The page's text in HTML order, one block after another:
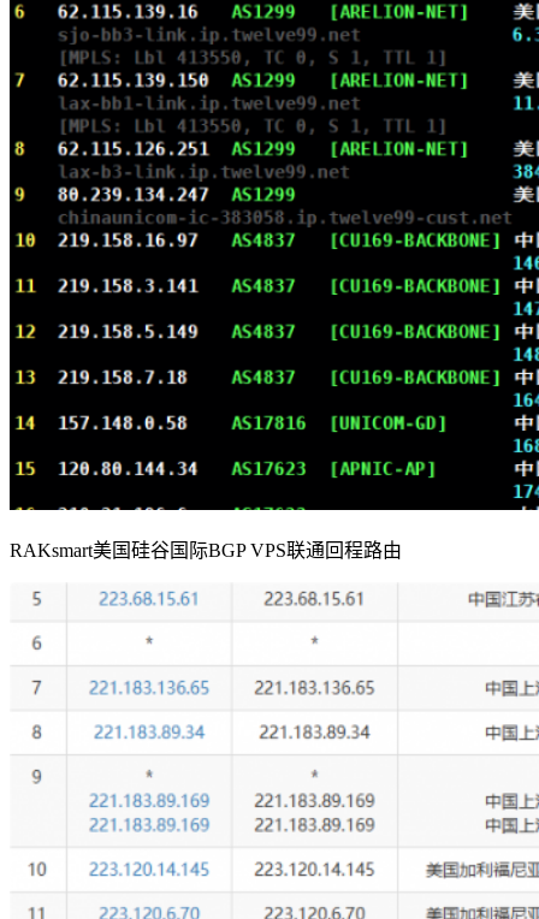
RAKsmart美国硅谷国际BGP VPS联通回程路由